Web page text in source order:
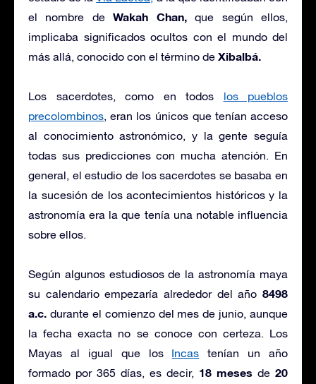
el nombre deWakah Chan,que según ellos,
implicaba significados ocultos con el mundo del
más allá, conocido con el término de Xibalbá.
Los sacerdotes, como en todos los pueblos
precolombinos, eran los únicos que tenían acceso
al conocimiento astronómico, y la gente seguía
todas sus predicciones con mucha atención. En
general, el estudio de los sacerdotes se basaba en
la sucesión de los acontecimientos históricos y la
astronomía era la que tenía una notable influencia
sobre ellos.
Según algunos estudiosos de la astronomía maya
su calendario empezaría alrededor del año 8498
a.c. durante el comienzo del mes de junio, aunque
la fecha exacta no se conoce con certeza. Los
Mayas al igual que los Incas tenían un año
formado por 365 días, es decir, 18 meses de 20